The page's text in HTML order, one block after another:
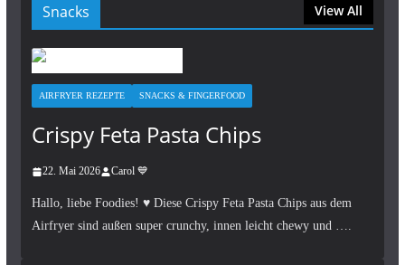
Snacks View All
AIRFRYER REZEPTE SNACKS & FINGERFOOD
Crispy Feta Pasta Chips
22. Mai 2026 Carol 💙
Hallo, liebe Foodies! ♥︎ Diese Crispy Feta Pasta Chips aus dem
Airfryer sind außen super crunchy, innen leicht chewy und ….